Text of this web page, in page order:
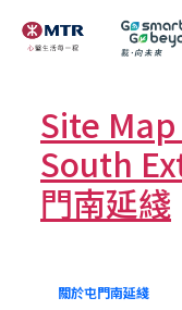
Site
South
門南延綫
關於屯門南延綫